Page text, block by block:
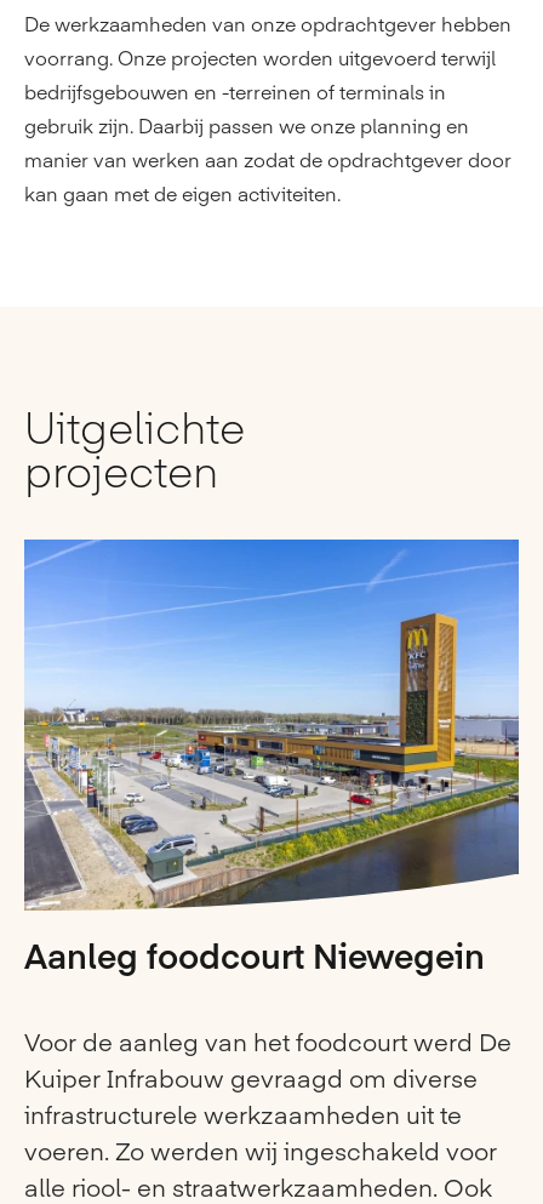
De werkzaamheden van onze opdrachtgever hebben
voorrang. Onze projecten worden uitgevoerd terwijl
bedrijfsgebouwen en -terreinen of terminals in
gebruik zijn. Daarbij passen we onze planning en
manier van werken aan zodat de opdrachtgever door
kan gaan met de eigen activiteiten.
Uitgelichte
projecten
Aanleg foodcourt Niewegein
Voor de aanleg van het foodcourt werd De
Kuiper Infrabouw gevraagd om diverse
infrastructurele werkzaamheden uit te
voeren. Zo werden wij ingeschakeld voor
alle riool- en straatwerkzaamheden. Ook